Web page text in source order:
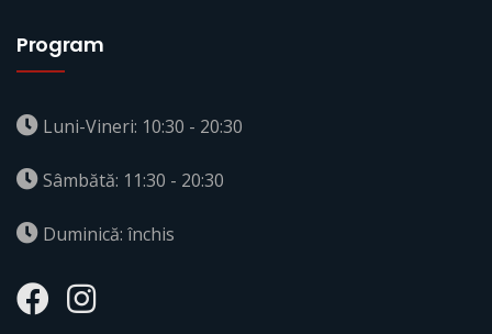
Program
Luni-Vineri: 10:30 - 20:30
Sâmbătă: 11:30 - 20:30
Duminică: închis